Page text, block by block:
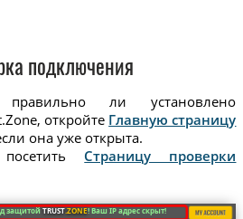
подключения
ли установлено
откройте Главную страницу
она уже открыта.
Страницу проверки
защитойTRUST.ZONE! Ваш IP адрес скрыт!